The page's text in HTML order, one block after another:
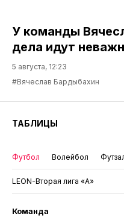
У команды
дела идут
5 августа, 12:23
#Вячеслав Бардыбахин
ТАБЛИЦЫ
Футбол Волейбол
LEON-Вторая лига «А»
Команда